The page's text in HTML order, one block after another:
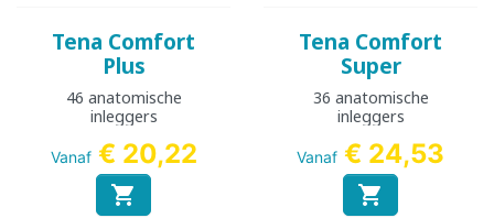
Tena Comfort
Plus
46 anatomische
inleggers
Vanaf € 20,22

Tena Comfort
Super
36 anatomische
inleggers
Vanaf € 24,53
